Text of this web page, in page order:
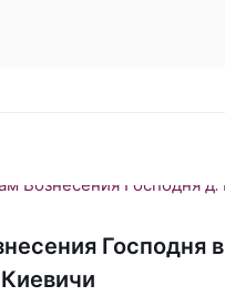
Господня в